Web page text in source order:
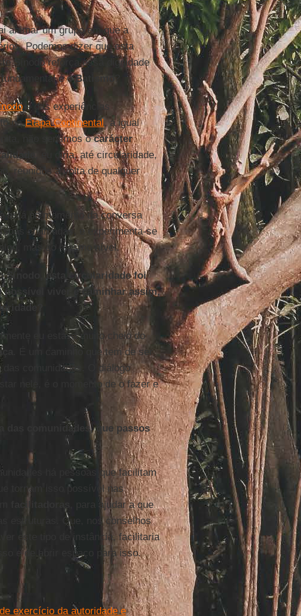
animar um grupo em que a
Podemos dizer que esta
Sínodo reforça essa dignidade
é oBatismo ?
e das experiências
naEtapa Continental , a igual
não sentimos ocarácter
, eu diria, até circularidade,
reunidos à volta de qualquer
está no momento da conversa
chamadas, e experimenta-se
mas ao mesmo nível.
Sínodo, esta circularidade foi
viver e caminhar assim,
eu estava muito cheio do
. É um caminho que tem de ser
das comunidades. O diálogo
nele, é o momento de o fazer e
das comunidades, que passos
há pessoas que facilitam
tornam isso possível nas
, para ajudar a que
estruturas. Que, nos conselhos
este tipo de instância, facilitaria
e de abrir espaço para isso.
exercício da autoridade e